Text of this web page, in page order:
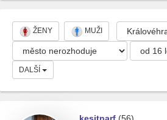
ŽENY MUŽI
DALŠÍ